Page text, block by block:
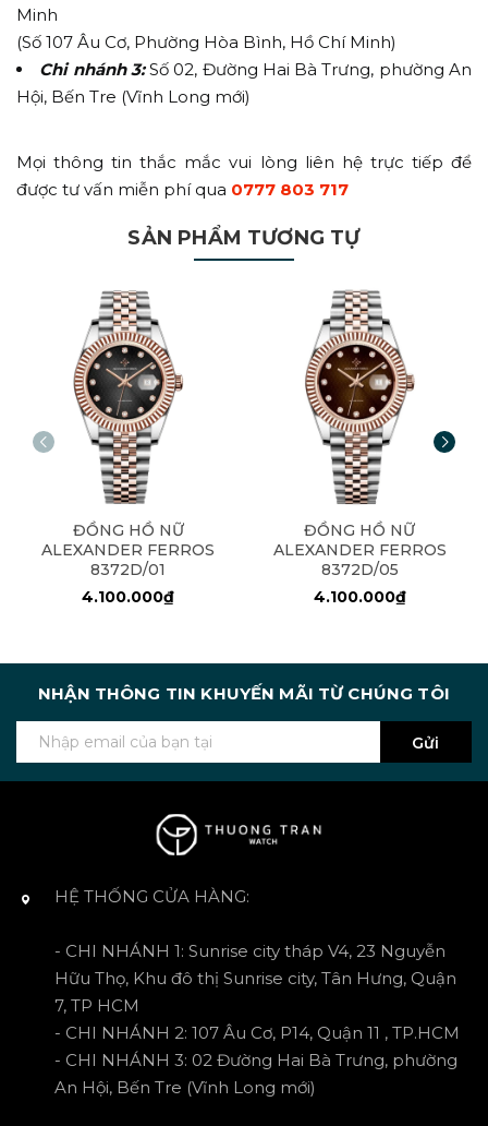
Minh
(Số 107 Âu Cơ, Phường Hòa Bình, Hồ Chí Minh)
Chi nhánh 3:Số 02, Đường Hai Bà Trưng, phường An
Hội, Bến Tre (Vĩnh Long mới)
Mọi thông tin thắc mắc vui lòng liên hệ trực tiếp để
được tư vấn miễn phí qua 0777 803 717
SẢN PHẨM TƯƠNG TỰ
ĐỒNG HỒ NỮ
ALEXANDER FERROS
8372D/01
4.100.000₫
ĐỒNG HỒ NỮ
ALEXANDER FERROS
8372D/05
4.100.000₫
NHẬN THÔNG TIN KHUYẾN MÃI TỪ CHÚNG TÔI
Gửi
HỆ THỐNG CỬA HÀNG:
- CHI NHÁNH 1: Sunrise city tháp V4, 23 Nguyễn
Hữu Thọ, Khu đô thị Sunrise city, Tân Hưng, Quận
7, TP HCM
- CHI NHÁNH 2: 107 Âu Cơ, P14, Quận 11 , TP.HCM
- CHI NHÁNH 3: 02 Đường Hai Bà Trưng, phường
An Hội, Bến Tre (Vĩnh Long mới)